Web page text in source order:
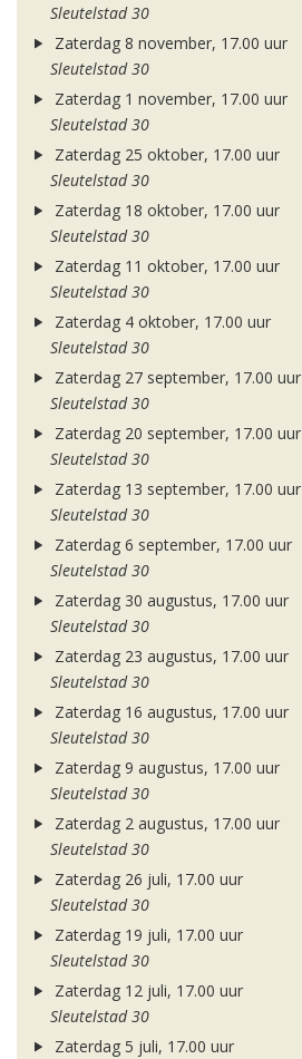
Sleutelstad 30
Zaterdag 8 november, 17.00 uur
Sleutelstad 30
Zaterdag 1 november, 17.00 uur
Sleutelstad 30
Zaterdag 25 oktober, 17.00 uur
Sleutelstad 30
Zaterdag 18 oktober, 17.00 uur
Sleutelstad 30
Zaterdag 11 oktober, 17.00 uur
Sleutelstad 30
Zaterdag 4 oktober, 17.00 uur
Sleutelstad 30
Zaterdag 27 september, 17.00 uur
Sleutelstad 30
Zaterdag 20 september, 17.00 uur
Sleutelstad 30
Zaterdag 13 september, 17.00 uur
Sleutelstad 30
Zaterdag 6 september, 17.00 uur
Sleutelstad 30
Zaterdag 30 augustus, 17.00 uur
Sleutelstad 30
Zaterdag 23 augustus, 17.00 uur
Sleutelstad 30
Zaterdag 16 augustus, 17.00 uur
Sleutelstad 30
Zaterdag 9 augustus, 17.00 uur
Sleutelstad 30
Zaterdag 2 augustus, 17.00 uur
Sleutelstad 30
Zaterdag 26 juli, 17.00 uur
Sleutelstad 30
Zaterdag 19 juli, 17.00 uur
Sleutelstad 30
Zaterdag 12 juli, 17.00 uur
Sleutelstad 30
Zaterdag 5 juli, 17.00 uur